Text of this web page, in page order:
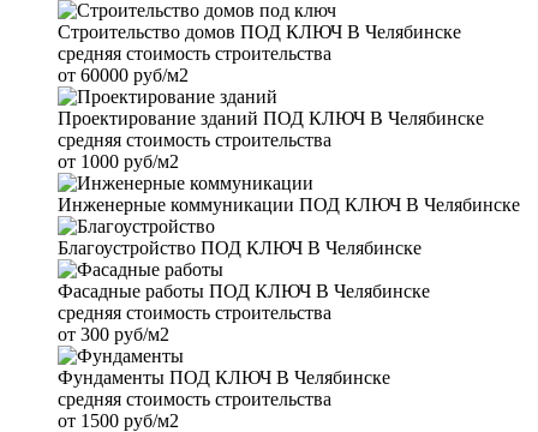
Строительство домов ПОД КЛЮЧ В Челябинске
средняя стоимость строительства
от 60000 руб/м2
Проектирование зданий ПОД КЛЮЧ В Челябинске
средняя стоимость строительства
от 1000 руб/м2
Инженерные коммуникации ПОД КЛЮЧ В Челябинске
Благоустройство ПОД КЛЮЧ В Челябинске
Фасадные работы ПОД КЛЮЧ В Челябинске
средняя стоимость строительства
от 300 руб/м2
Фундаменты ПОД КЛЮЧ В Челябинске
средняя стоимость строительства
от 1500 руб/м2